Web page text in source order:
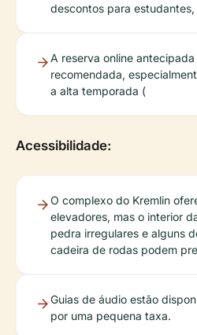
descontos para
A reserva online antecipada
recomendada,
a alta temporada (
Acessibilidade:
O complexo do Kremlin
elevadores, mas o interior
pedra irregulares e alguns
cadeira de rodas podem
Guias de áudio estão
por uma pequena taxa.